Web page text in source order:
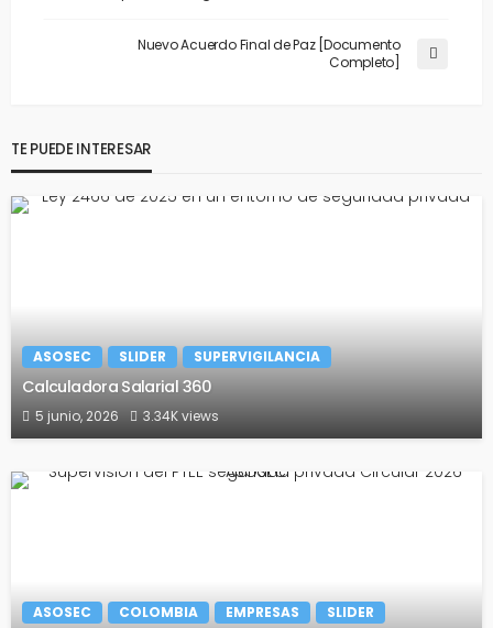
Nuevo Acuerdo Final de Paz [Documento
Completo]
TE PUEDE INTERESAR
ASOSEC SLIDER SUPERVIGILANCIA
Calculadora Salarial 360
5 junio, 2026 3.34K views
ASOSEC COLOMBIA EMPRESAS SLIDER